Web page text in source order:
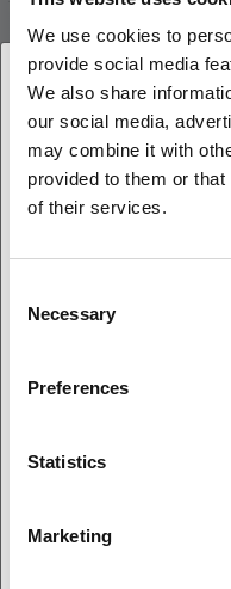
We use cookies to
provide social media
We also share
our social media,
may combine it with
provided to them or
of their services.
Selection
Necessary
Preferences
Statistics
Marketing
Bambu Lab Screen FPC
mellem skærm og
og holdbart design.
ANMELDELSER
Artikel
1. Er du